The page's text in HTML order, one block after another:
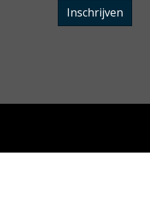
Inschrijven